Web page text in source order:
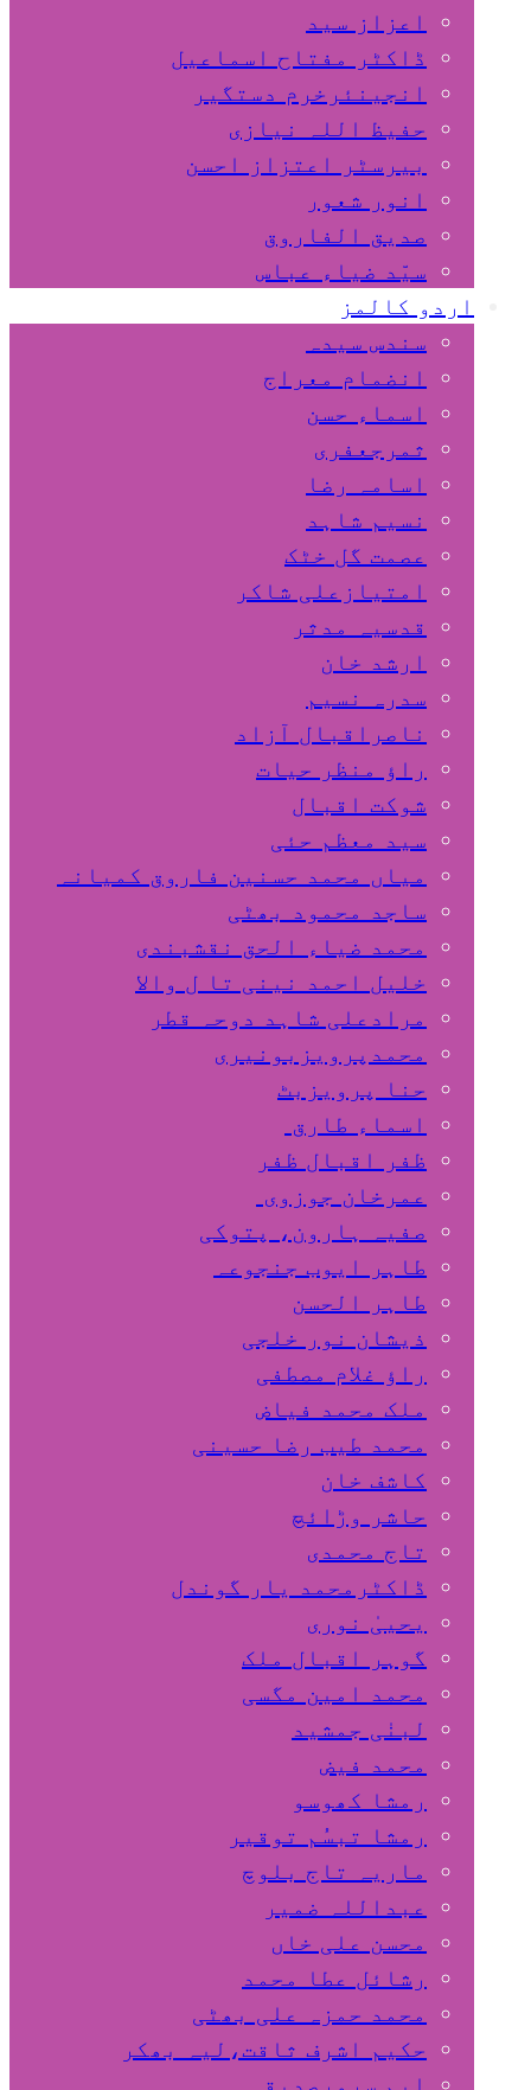
اعزاز سید
ڈاکٹر مفتاح اسماعیل
انجینئرخرم دستگیر
حفیظ اللہ نیازی
بیرسٹر اعتزاز احسن
انور شعور
صدیق الفاروق
سیّد ضیاء عباس
اردو کالمز
سندس سیدہ
انضمام معراج
اسماء حسن
ثمرجعفری
اسامہ رضا
نسیم شاہد
عصمت گل خٹک
امتیازعلی شاکر
قدسیہ مدثر
ارشد خان
سدرہ نسیم
ناصراقبال آزاد
راؤ منظر حیات
شوکت اقبال
سید معظم حئی
میاں محمد حسنین فاروق کمیانہ
ساجد محمود بھٹی
محمد ضیاء الحق نقشبندی
خلیل احمد نینی تا ل والا
مرادعلی شاہد دوحہ قطر
محمدپرویزبونیری
حنا پرویزبٹ
اسماء طارق
ظفر اقبال ظفر
عمرخان جوزوی
صفیہ ہارون، پتوکی
طاہر ایوب جنجوعہ
طاہر الحسن
ذیشان نور خلجی
راﺅ غلام مصطفی
ملک محمد فیاض
محمد طیب رضا حسینی
کاشف خان
حاشر وڑائچ
تاج محمدی
ڈاکٹرمحمد یار گوندل
گوہر اقبال ملک
محمد امین مگسی
لبنٰی جمشید
محمد فیض
رمشا کھوسو
رمشا تبسُم توقیر
ماریہ تاج بلوچ
عبداللہ ضمیر
محسن علی خاں
رشائل عطا محمد
محمد حمزہ علی بھٹی
حکیم اشرف ثاقت،لیہ بھکر
ایم سرورصدیقی